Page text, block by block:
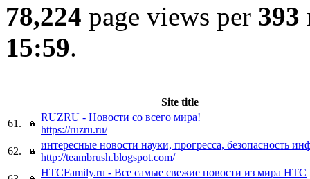
78,224 page views per 393
15:59.
Site title
61.
RUZRU - Новости со всего мира!
https://ruzru.ru/
62.
интересные новости науки, прогресса, безопасность
http://teambrush.blogspot.com/
HTCFamily.ru - Все самые свежие новости из мира HTC